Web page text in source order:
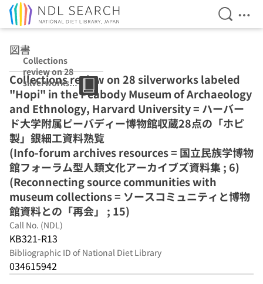
Open
図書
Collections
review on 28
silverworks
labeled "Hopi"
in the Peabody
Museum of
Archaeology and
Ethnology,
Harvard
University (Info-
forum archives
resources = 国立
民族学博物館フォ
ーラム型人類文化
アーカイブズ資料
集 ; 6)
(Reconnecting
source
communities
with museum
Collections review on 28 silverworks labeled
"Hopi" in the Peabody Museum of Archaeology
and Ethnology, Harvard University = ハーバー
ド大学附属ピーバディー博物館収蔵28点の「ホピ
製」銀細工資料熟覧
(Info-forum archives resources = 国立民族学博物
館フォーラム型人類文化アーカイブズ資料集 ; 6)
(Reconnecting source communities with
museum collections = ソースコミュニティと博物
館資料との「再会」 ; 15)
Call No. (NDL)
KB321-R13
Bibliographic ID of National Diet Library
034615942